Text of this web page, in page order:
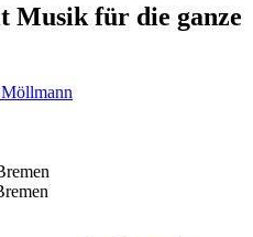
Musik für die ganze